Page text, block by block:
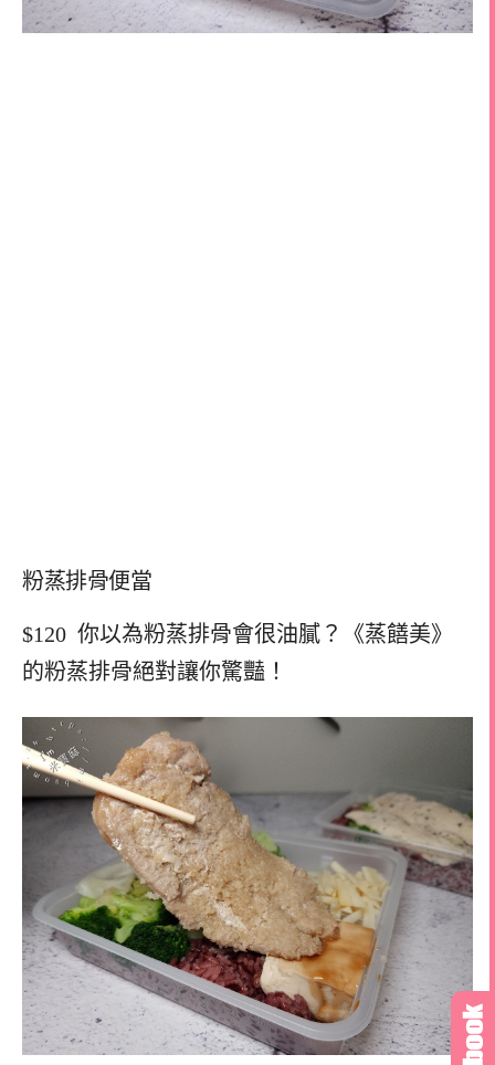
粉蒸排骨便當
$120 你以為粉蒸排骨會很油膩？《蒸饍美》
的粉蒸排骨絕對讓你驚豔！